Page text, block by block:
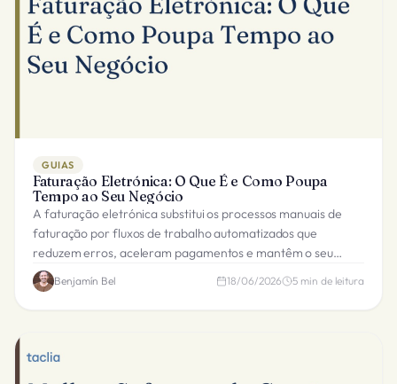
GUIAS
Faturação Eletrónica: O Que É e Como Poupa
Tempo ao Seu Negócio
A faturação eletrónica substitui os processos manuais de
faturação por fluxos de trabalho automatizados que
reduzem erros, aceleram pagamentos e mantêm o seu
negócio em conformidade com os requisitos fiscais.
Benjamín Bel 18/06/2026 5 min de leitura